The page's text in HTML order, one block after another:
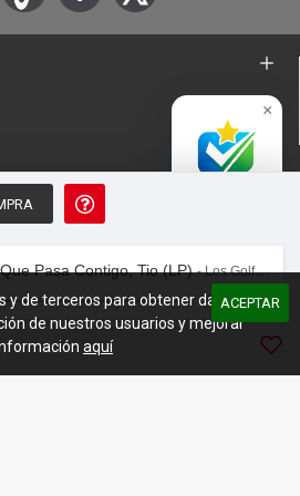
Pasa Contigo, Tio (LP) - Los Golfos - Que Pasa Contigo, Tio (LP)
00:00 /01:37
Todos los derechos reservados
InterIberica
ACEPTAR
y de terceros para obtener datos
de nuestros usuarios y mejorar
aquí
×
4.8 / 5